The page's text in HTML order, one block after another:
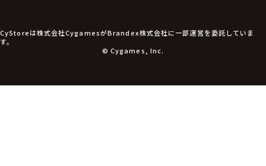
アパレル小物
アクセサリー
CyStoreは株式会社CygamesがBrandex株式会社に一部運営を委託していま
す。
© Cygames, Inc.